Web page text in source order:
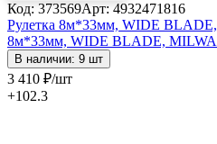
Код: 373569Арт: 4932471816
Рулетка 8м*33мм, WIDE
8м*33мм, WIDE BLADE,
В наличии: 9 шт
3 410 ₽/шт
+102.3